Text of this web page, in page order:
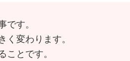
です。
く変わります。
ことです。